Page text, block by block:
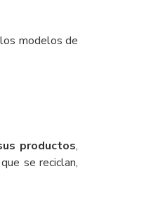
modelos de
productos,
se reciclan,